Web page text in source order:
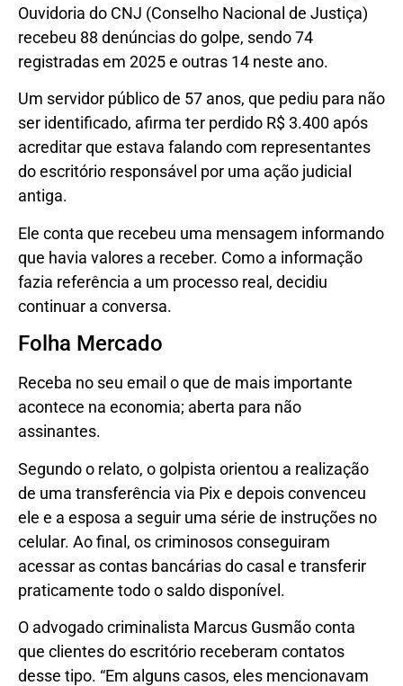
Ouvidoria do CNJ (Conselho Nacional de Justiça)
recebeu 88 denúncias do golpe, sendo 74
registradas em 2025 e outras 14 neste ano.
Um servidor público de 57 anos, que pediu para não
ser identificado, afirma ter perdido R$ 3.400 após
acreditar que estava falando com representantes
do escritório responsável por uma ação judicial
antiga.
Ele conta que recebeu uma mensagem informando
que havia valores a receber. Como a informação
fazia referência a um processo real, decidiu
continuar a conversa.
Folha Mercado
Receba no seu email o que de mais importante
acontece na economia; aberta para não
assinantes.
Segundo o relato, o golpista orientou a realização
de uma transferência via Pix e depois convenceu
ele e a esposa a seguir uma série de instruções no
celular. Ao final, os criminosos conseguiram
acessar as contas bancárias do casal e transferir
praticamente todo o saldo disponível.
O advogado criminalista Marcus Gusmão conta
que clientes do escritório receberam contatos
desse tipo. “Em alguns casos, eles mencionavam